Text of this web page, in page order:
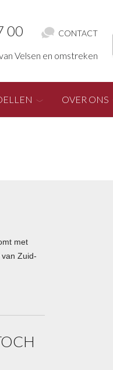
00 CONTACT
Velsen en omstreken
OVER ONS
met
Zuid-